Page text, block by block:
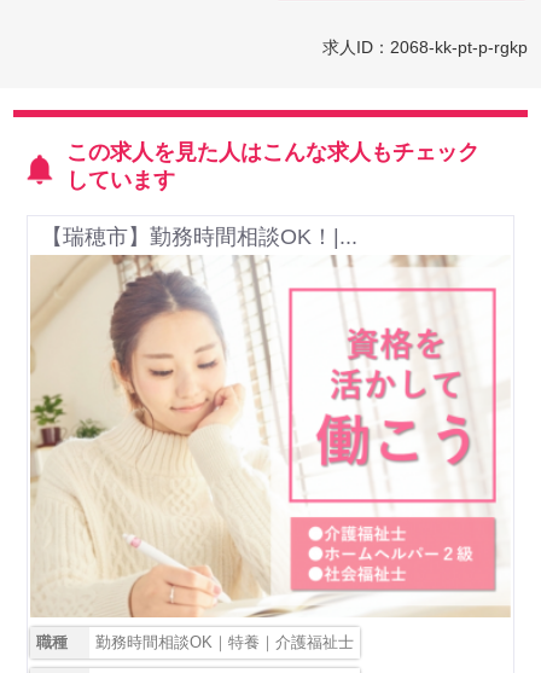
求人ID：2068-kk-pt-p-rgkp
この求人を見た人はこんな求人もチェック
しています
【瑞穂市】勤務時間相談OK！|...
職種 勤務時間相談OK｜特養｜介護福祉士